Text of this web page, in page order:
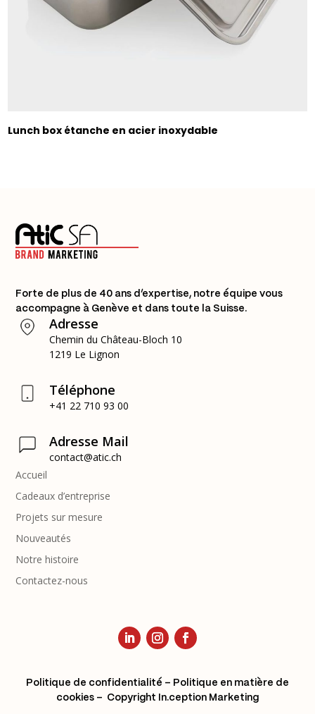
Lunch box étanche en acier inoxydable
Forte de plus de 40 ans d’expertise, notre équipe vous
accompagne à Genève et dans toute la Suisse.
Accueil
Cadeaux d’entreprise
Projets sur mesure
Nouveautés
Notre histoire
Contactez-nous
Politique de confidentialité – Politique en matière de
cookies – Copyright In.ception Marketing
Adresse
Chemin du Château-Bloch 10
1219 Le Lignon
Téléphone
+41 22 710 93 00
Adresse Mail
contact@atic.ch